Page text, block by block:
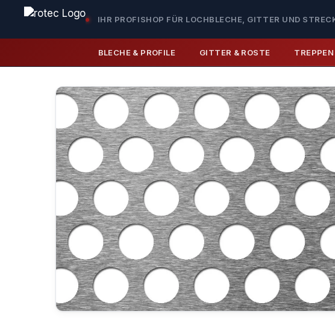
IHR PROFISHOP FÜR LOCHBLECHE, GITTER UND
BLECHE & PROFILE GITTER & ROSTE